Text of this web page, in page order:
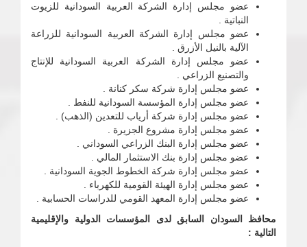
عضو مجلس إدارة الشركة العربية السودانية للزيوت
النباتية .
عضو مجلس إدارة الشركة العربية السودانية للزراعة
الآلية بالنيل الأزرق .
عضو مجلس إدارة الشركة العربية السودانية للإنتاج
والتصنيع الزراعي .
عضو مجلس إدارة شركة سكر كنانة .
عضو مجلس إدارة المؤسسة السودانية للنفط .
عضو مجلس إدارة شركة أرياب للتعدين (الذهب) .
عضو مجلس إدارة مشروع الجزيرة .
عضو مجلس إدارة البنك الزراعي السوداني .
عضو مجلس إدارة بنك الاستثمار المالي .
عضو مجلس إدارة شركة الخطوط الجوية السودانية .
عضو مجلس إدارة الهيئة القومية للكهرباء .
عضو مجلس إدارة المعهد القومي للدراسات الحسابية .
محافظ السودان السابق لدى المؤسسات الدولية والإقليمية
التالية :